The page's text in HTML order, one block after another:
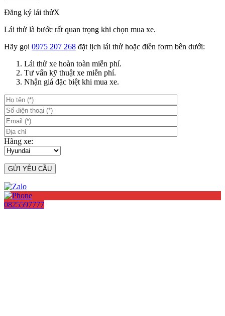
Đăng ký lái thửX
Lái thử là bước rất quan trọng khi chọn mua xe.
Hãy gọi 0975 207 268 đặt lịch lái thử hoặc điền form bên dưới:
Lái thử xe hoàn toàn miễn phí.
Tư vấn kỹ thuật xe miễn phí.
Nhận giá đặc biệt khi mua xe.
Hãng xe:
0825597777